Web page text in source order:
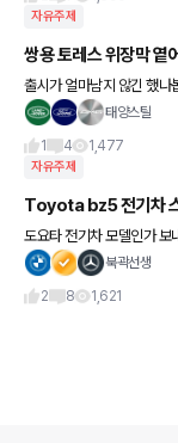
자유주제
쌍용 토레스 위장막 옅
출시가 얼마남지 않긴 했나
태양스틸
1
4 1,477
자유주제
Toyota bz5 전기차
도요타 전기차 모델인가 보
는듯.. 디자인은 멋진데 약
북곽선생
2
8 1,621